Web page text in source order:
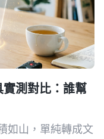
測對比：誰幫
如山，單純轉成文